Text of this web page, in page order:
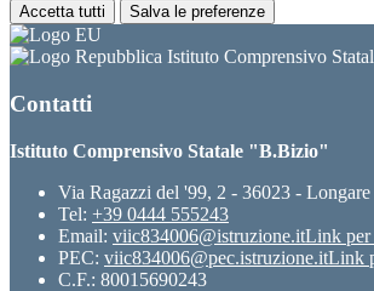
Accetta tutti Salva le preferenze
Istituto Comprensivo
Contatti
Istituto Comprensivo Statale "B.Bizio"
Via Ragazzi del '99, 2 - 36023 -
Tel: +39 0444 555243
Email: viic834006@istruzione.itLink per
PEC: viic834006@pec.istruzione.itLink
C.F.: 80015690243